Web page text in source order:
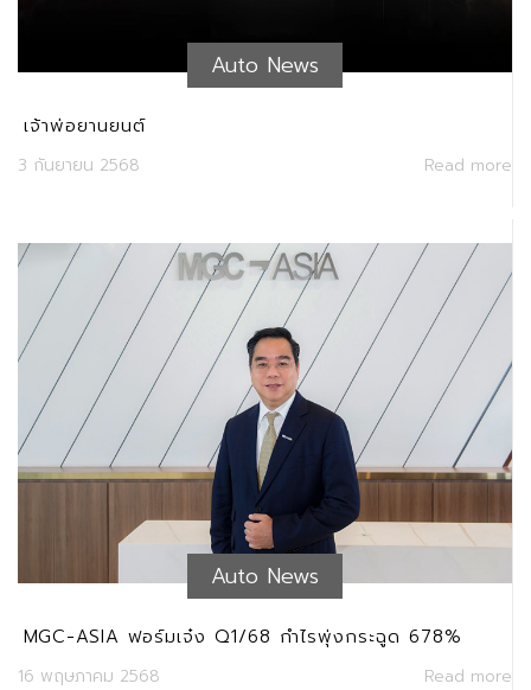
Auto News
เจ้าพ่อยานยนต์
3 กันยายน 2568 Read more
Auto News
MGC-ASIA ฟอร์มเจ๋ง Q1/68 กำไรพุ่งกระฉูด 678%
(YoY) รับอานิสงค์ XPENG - ZEEKR – SIXT - Alpha
16 พฤษภาคม 2568 Read more